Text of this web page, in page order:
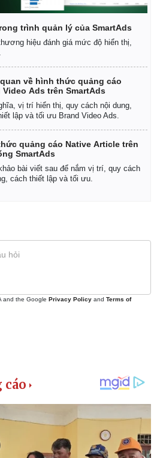
Thị trường
Giá vàng
Tiêu dùng
Tỷ giá
Chứng khoán
trình quản lý của SmartAds
hiệu đánh giá mức độ hiển thị,
về hình thức quảng cáo
Video Ads trên SmartAds
vị trí hiển thị, quy cách nội dung,
lập và tối ưu Brand Video Ads.
quảng cáo Native Article trên
SmartAds
bài viết sau để nắm vị trí, quy cách
cách thiết lập và tối ưu.
and the Google Privacy Policy and Terms of